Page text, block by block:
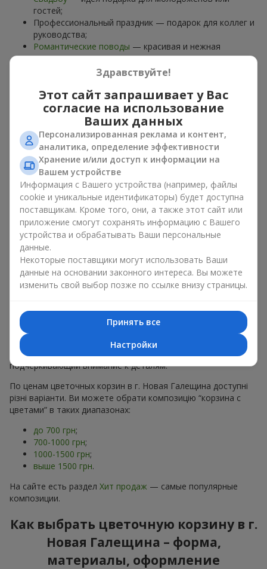
гостей;
Профессиональный праздник — подарок для коллег и
руководства;
Романтические поводы — красивая и нежная
композиция;
Корпоративные события— подарок деловому
Цветочная корзина — универсальный подарок для любого
возраста. Стильные ручные композиции позволяют
передать любые эмоции: благодарность, восхищение,
поддержку,любовь.
Виды цветочных корзин в г.
Новая Галещина: классика,
романтика, минимализм
Ассортимент цветочных корзин на flowers.uaвключает
варианты на любой вкус:
Классические композиции— сочетанияроз, лилий,
хризантемв строгих формах;
Романтические варианты — корзины в пастельных
Минималистичные решения— натуральные формы,
акцент на цвет или текстуру.
Есть также
VIP-композиции— роскошные корзины для
особых случаев. Каждое изделие — оригинальный подарок,
подчёркивающий внимание к деталям.
По ценам цветочных корзин в г. Новая Галещина доступні
різні варіанти. Ви можете обрати композицію “корзина с
цветами” в таких диапазонах:
до 700 грн;
700-1000 грн;
1000-1500 грн;
выше 1500 грн.
На сайте есть раздел Хит продаж — самые популярные
композиции.
Как выбрать цветочную корзину в г.
Новая Галещина – форма,
материалы, оформление
Здравствуйте!
Этот сайт запрашивает у Вас
согласие на использование
Ваших данных
Персонализированная реклама и контент,
аналитика, определение эффективности
Хранение и/или доступ к информации на
Вашем устройстве
Информация с Вашего устройства (например, файлы
cookie и уникальные идентификаторы) будет доступна
поставщикам. Кроме того, они, а также этот сайт или
приложение смогут сохранять информацию с Вашего
устройства и обрабатывать Ваши персональные
данные.
Некоторые поставщики могут использовать Ваши
данные на основании законного интереса. Вы можете
изменить свой выбор позже по ссылке внизу страницы.
Принять все
Настройки